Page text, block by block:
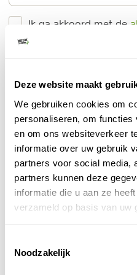
Deze website maakt
We gebruiken cookies om
personaliseren, om
en om ons websiteverkeer
informatie over uw gebruik
partners voor social media,
partners kunnen deze
informatie die u aan ze
verzameld op basis van uw
Noodzakelijk
Ik ga akkoord met de
Top 6 meest bekeken
Groepen.nl -
Bijzonder
Slaap in
Back to
Groepen tot